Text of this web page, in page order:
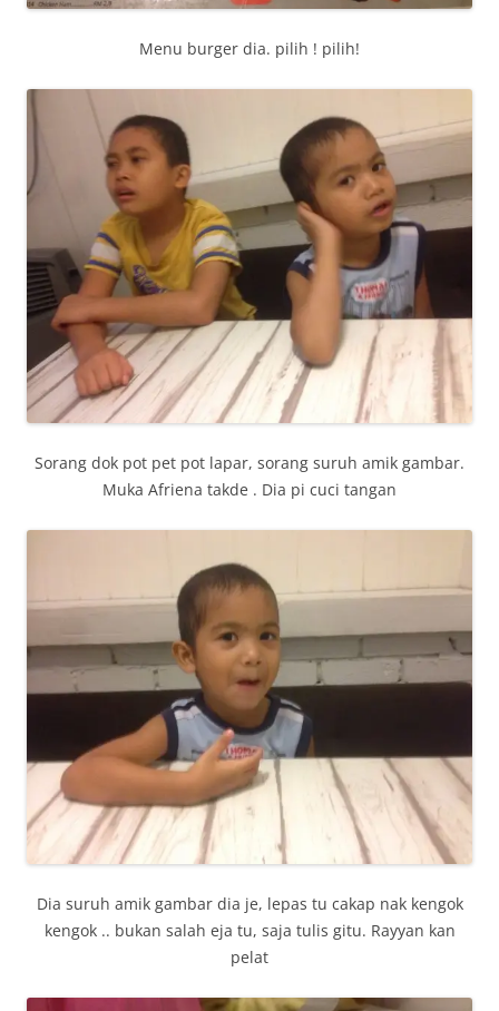
Menu burger dia. pilih ! pilih!
Sorang dok pot pet pot lapar, sorang suruh amik gambar.
Muka Afriena takde . Dia pi cuci tangan
Dia suruh amik gambar dia je, lepas tu cakap nak kengok
kengok .. bukan salah eja tu, saja tulis gitu. Rayyan kan
pelat